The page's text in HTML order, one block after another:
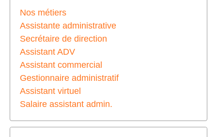
Nos métiers
Assistante administrative
Secrétaire de direction
Assistant ADV
Assistant commercial
Gestionnaire administratif
Assistant virtuel
Salaire assistant admin.